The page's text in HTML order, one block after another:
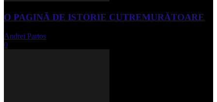
O PAGINĂ DE ISTORIE CUTREMURĂTOARE
Andrei Partos
0